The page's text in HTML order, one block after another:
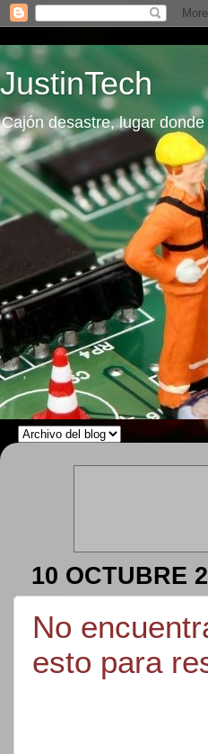
JustinTech
Cajón desastre, lugar
10 OCTUBRE
No
esto para